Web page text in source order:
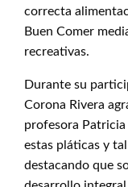
correcta
Buen Comer
recreativas.
Durante su
Corona Rivera
profesora
estas pláticas y
destacando que